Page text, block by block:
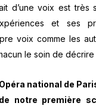
d’une voix est très
et ses
voix comme les
le soin de décrire
national de
notre première